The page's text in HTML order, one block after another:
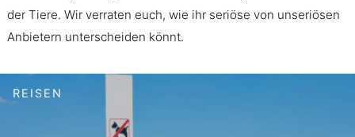
der Tiere. Wir verraten euch, wie ihr seriöse von unseriösen
Anbietern unterscheiden könnt.
REISEN